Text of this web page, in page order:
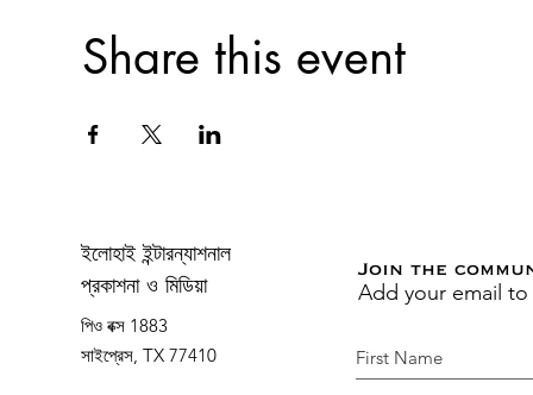
Share this event
ইলোহাই ইন্টারন্যাশনাল
প্রকাশনা ও মিডিয়া
পিও বক্স 1883
সাইপ্রেস, TX 77410
Join the
Add your email